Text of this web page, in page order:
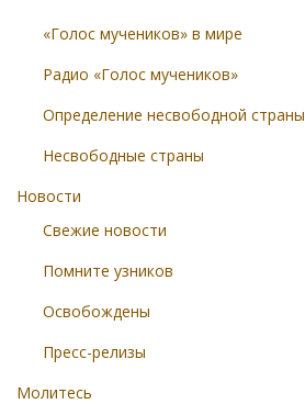
«Голос мучеников» в мире
Радио «Голос мучеников»
Определение несвободной страны
Несвободные страны
Новости
Свежие новости
Помните узников
Освобождены
Пресс-релизы
Молитесь